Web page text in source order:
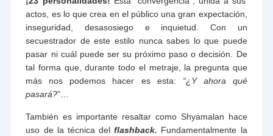
actos, es lo que crea en el público una gran expectación,
inseguridad, desasosiego e inquietud. Con un
secuestrador de este estilo nunca sabes lo que puede
pasar ni cuál puede ser su próximo paso o decisión. De
tal forma que, durante todo el metraje, la pregunta que
más nos podemos hacer es esta: “¿Y ahora qué
pasará?”…
También es importante resaltar como Shyamalan hace
uso de la técnica delflashback. Fundamentalmente la